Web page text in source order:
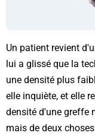
Un patient revient
lui a glissé que la
une densité plus
elle inquiète, et elle
densité d'une greffe
mais de deux